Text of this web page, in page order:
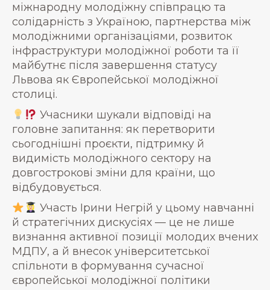
міжнародну молодіжну співпрацю та
солідарність з Україною, партнерства між
молодіжними організаціями, розвиток
інфраструктури молодіжної роботи та її
майбутнє після завершення статусу
Львова як Європейської молодіжної
столиці.
Учасники шукали відповіді на
головне запитання: як перетворити
сьогоднішні проєкти, підтримку й
видимість молодіжного сектору на
довгострокові зміни для країни, що
відбудовується.
Участь Ірини Негрій у цьому навчанні
й стратегічних дискусіях — це не лише
визнання активної позиції молодих вчених
МДПУ, а й внесок університетської
спільноти в формування сучасної
європейської молодіжної політики